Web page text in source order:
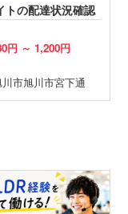
トの配達状況確認
円 ～ 1,200円
市旭川市宮下通